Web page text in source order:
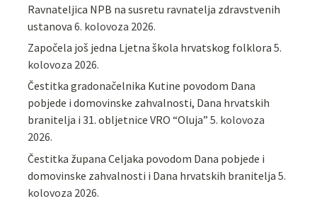
Ravnateljica NPB na susretu ravnatelja zdravstvenih
ustanova 6. kolovoza 2026.
Započela još jedna Ljetna škola hrvatskog folklora 5.
kolovoza 2026.
Čestitka gradonačelnika Kutine povodom Dana
pobjede i domovinske zahvalnosti, Dana hrvatskih
branitelja i 31. obljetnice VRO “Oluja” 5. kolovoza
2026.
Čestitka župana Celjaka povodom Dana pobjede i
domovinske zahvalnosti i Dana hrvatskih branitelja 5.
kolovoza 2026.